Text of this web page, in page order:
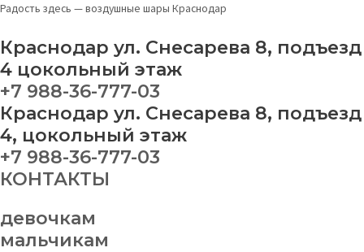
Перейти
содержимому
Радость здесь — воздушные шары Краснодар
Краснодар ул. Снесарева 8, подъезд
4 цокольный этаж
+7 988-36-777-03
Краснодар ул. Снесарева 8, подъезд
4, цокольный этаж
+7 988-36-777-03
КОНТАКТЫ
девочкам
мальчикам
Ходячая
Пикачу
117
см
quantity